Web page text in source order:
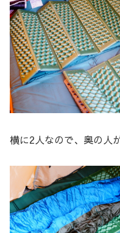
横に2人なので、奥の人